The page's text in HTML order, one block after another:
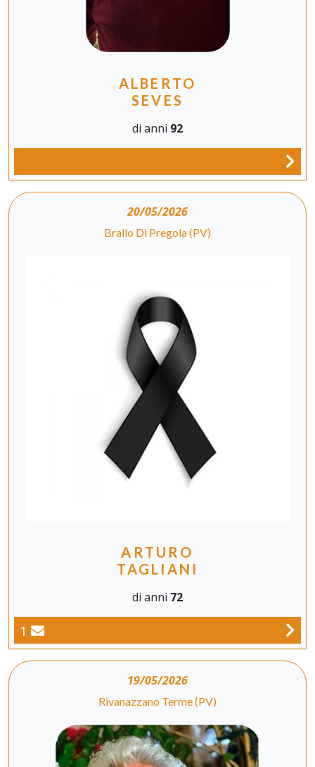
ALBERTO
SEVES
di anni 92
20/05/2026
Brallo Di Pregola (PV)
ARTURO
TAGLIANI
di anni 72
1
19/05/2026
Rivanazzano Terme (PV)